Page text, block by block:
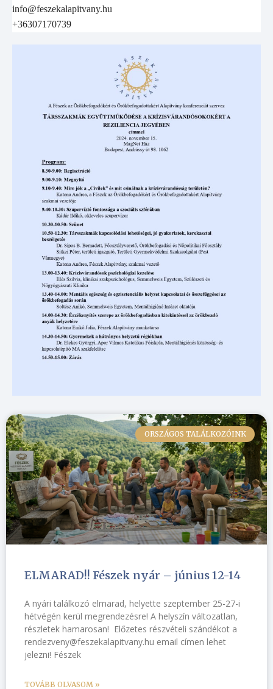
info@feszekalapitvany.hu
+36307170739
ORSZÁGOS TALÁLKOZÓINK
ELMARAD!! Fészek nyár – június 12-14
A nyári találkozó elmarad, helyette szeptember 25-27-i
hétvégén kerül megrendezésre! A helyszín változatlan,
részletek hamarosan! Előzetes részvételi szándékot a
rendezveny@feszekalapitvany.hu email címen lehet
jelezni! Fészek
TOVÁBB OLVASOM »